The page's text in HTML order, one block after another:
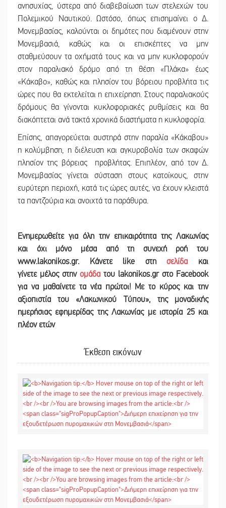
ανησυχίας, ύστερα από διαβεβαίωση των στελεχών του
Πολεμικού Ναυτικού. Ωστόσο, όπως επισημαίνει ο Δ.
Μονεμβασίας, καλούνται οι δημότες που διαμένουν στην
Μονεμβασιά, καθώς και οι επισκέπτες να μην
σταθμεύσουν τα οχήματά τους και να μην κυκλοφορούν
στον παραλιακό δρόμο από τη θέση «Πλάκα» έως
«Κάκαβο», καθώς και πλησίον του βόρειου προβλήτα τις
ώρες που θα εκτελείται η επιχείρηση. Στους παραλιακούς
δρόμους θα γίνονται κυκλοφοριακές ρυθμίσεις και θα
διακόπτεται ανά τακτά χρονικά διαστήματα η κυκλοφορία.
Επίσης, απαγορεύεται αυστηρά στην παραλία «Κάκαβου»
η κολύμβηση, η διέλευση και αγκυροβολία των σκαφών
πλησίον της βόρειας προβλήτας. Επιπλέον, από τον Δ.
Μονεμβασίας γίνεται σύσταση στους κατοίκους, στην
ευρύτερη περιοχή, κατά τις ώρες αυτές, να έχουν κλειστά
τα παντζούρια και ανοιχτά τα παράθυρα.
Ενημερωθείτε για όλη την επικαιρότητα της Λακωνίας
και όχι μόνο μέσα από τη συνεχή ροή του
www.lakonikos.gr. Κάνετε like στησελίδα και
γίνετε μέλος στην ομάδα του lakonikos.gr στο Facebook
για να μαθαίνετε τα νέα πρώτοι! Με το κύρος και την
αξιοπιστία του «Λακωνικού Τύπου», της μοναδικής
ημερήσιας εφημερίδας της Λακωνίας με ιστορία 25 και
πλέον ετών
Έκθεση εικόνων